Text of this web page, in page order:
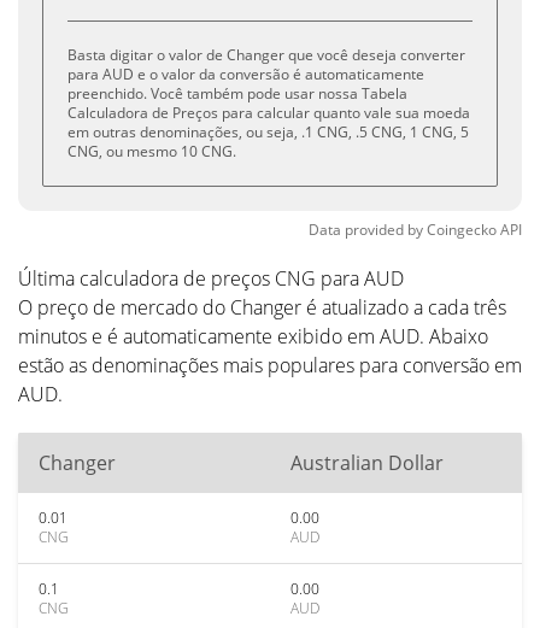
Basta digitar o valor de Changer que você deseja converter
para AUD e o valor da conversão é automaticamente
preenchido. Você também pode usar nossa Tabela
Calculadora de Preços para calcular quanto vale sua moeda
em outras denominações, ou seja, .1 CNG, .5 CNG, 1 CNG, 5
CNG, ou mesmo 10 CNG.
Data provided byCoingeckoAPI
Última calculadora de preços CNG para AUD
O preço de mercado do Changer é atualizado a cada três
minutos e é automaticamente exibido em AUD. Abaixo
estão as denominações mais populares para conversão em
AUD.
Changer Australian Dollar
0.01
CNG
0.00
AUD
0.1
CNG
0.00
AUD